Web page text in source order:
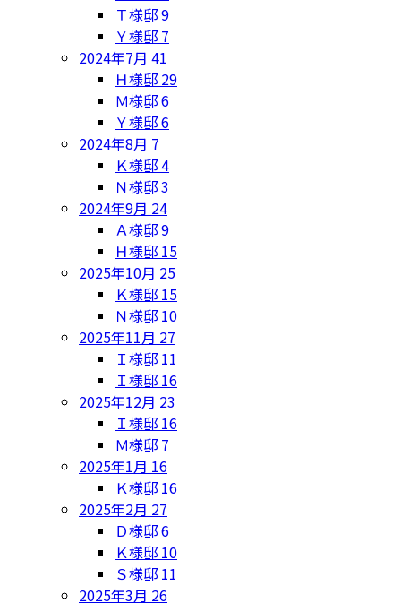
Ｔ様邸9
Ｙ様邸 7
2024年7月 41
Ｈ様邸 29
Ｍ様邸6
Ｙ様邸6
2024年8月 7
Ｋ様邸4
Ｎ様邸3
2024年9月 24
Ａ様邸9
Ｈ様邸 15
2025年10月 25
Ｋ様邸 15
Ｎ様邸 10
2025年11月 27
Ｉ様邸 11
Ｉ様邸 16
2025年12月 23
Ｉ様邸 16
Ｍ様邸 7
2025年1月 16
Ｋ様邸 16
2025年2月 27
Ｄ様邸6
Ｋ様邸 10
Ｓ様邸 11
2025年3月 26